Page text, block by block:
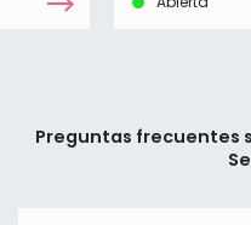
Preguntas frecuentes